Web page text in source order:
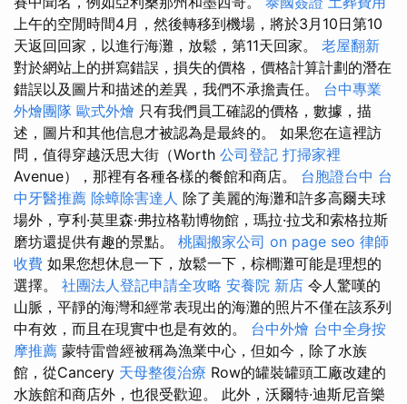
上午的空閒時間4月，然後轉移到機場，將於3月10日第10
天返回回家，以進行海灘，放鬆，第11天回家。 老屋翻新
對於網站上的拼寫錯誤，損失的價格，價格計算計劃的潛在
錯誤以及圖片和描述的差異，我們不承擔責任。 台中專業
外燴團隊 歐式外燴 只有我們員工確認的價格，數據，描
述，圖片和其他信息才被認為是最終的。 如果您在這裡訪
問，值得穿越沃思大街（Worth 公司登記 打掃家裡
Avenue），那裡有各種各樣的餐館和商店。 台胞證台中 台
中牙醫推薦 除蟑除害達人 除了美麗的海灘和許多高爾夫球
場外，亨利·莫里森·弗拉格勒博物館，瑪拉·拉戈和索格拉斯
磨坊還提供有趣的景點。 桃園搬家公司 on page seo 律師
收費 如果您想休息一下，放鬆一下，棕櫚灘可能是理想的
選擇。 社團法人登記申請全攻略 安養院 新店 令人驚嘆的
山脈，平靜的海灣和經常表現出的海灘的照片不僅在該系列
中有效，而且在現實中也是有效的。 台中外燴 台中全身按
摩推薦 蒙特雷曾經被稱為漁業中心，但如今，除了水族
館，從Cancery 天母整復治療 Row的罐裝罐頭工廠改建的
水族館和商店外，也很受歡迎。 此外，沃爾特·迪斯尼音樂